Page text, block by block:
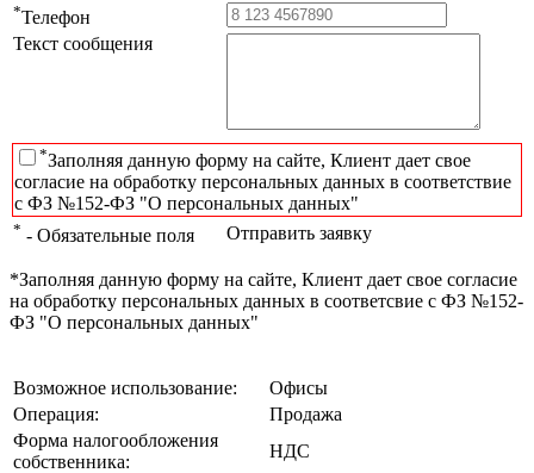
*Телефон
Текст сообщения
*Заполняя данную форму на сайте, Клиент дает свое
согласие на обработку персональных данных в соответствие
с ФЗ №152-ФЗ "О персональных данных"
* - Обязательные поля Отправить заявку
*Заполняя данную форму на сайте, Клиент дает свое согласие
на обработку персональных данных в соответсвие с ФЗ №152-
ФЗ "О персональных данных"
Возможное использование:
Офисы
Операция:
Продажа
Форма налогообложения
собственника:
НДС